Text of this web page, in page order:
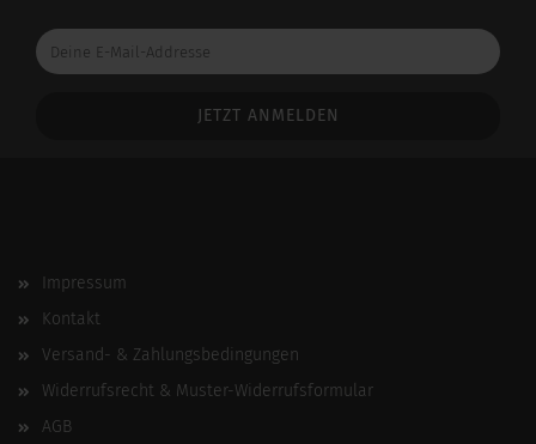
Deine
E-
Impressum
Kontakt
Versand- & Zahlungsbedingungen
Widerrufsrecht & Muster-Widerrufsformular
AGB